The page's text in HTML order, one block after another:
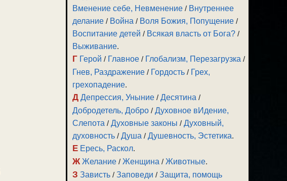
Вменение себе, Невменение / Внутреннее
делание / Война / Воля Божия, Попущение /
Воспитание детей / Всякая власть от Бога? /
Выживание.
Г Герой / Главное / Глобализм, Перезагрузка /
Гнев, Раздражение / Гордость / Грех,
грехопадение.
Д Депрессия, Уныние /Десятина /
Добродетель, Добро /Духовное вИдение,
Слепота /Духовные законы /Духовный,
духовность /Душа /Душевность, Эстетика.
Е Ересь, Раскол.
Ж Желание /Женщина /Животные.
З Зависть /Заповеди /Защита, помощь